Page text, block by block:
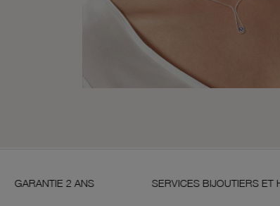
2 ANS SERVICES BIJOUTIERS ET HORLOGERS